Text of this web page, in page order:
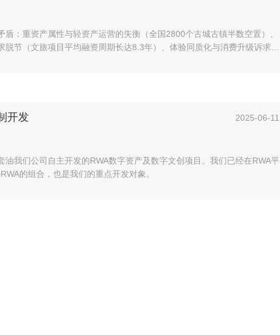
盾：重资产属性与轻资产运营的失衡（全国2800个古城古镇半数空置）、
脱节（文旅项目平均融资周期长达8.3年）、体验同质化与消费升级诉求的
开发 2025-06-11
油我们公司自主开发的RWA数字资产及数字文创项目。我们已经在RWA平
的组合，也是我们的重点开发对象。